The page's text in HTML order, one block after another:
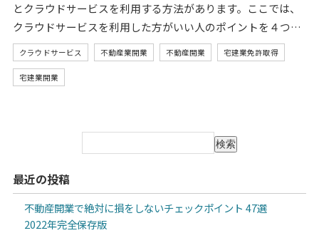
とクラウドサービスを利用する方法があります。ここでは、
クラウドサービスを利用した方がいい人のポイントを４つ…
クラウドサービス 不動産業開業 不動産開業 宅建業免許取得
宅建業開業
検索
最近の投稿
不動産開業で絶対に損をしないチェックポイント 47選
2022年完全保存版